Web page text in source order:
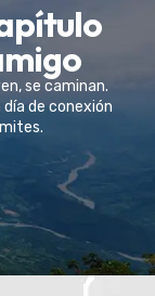
se caminan.
de conexión